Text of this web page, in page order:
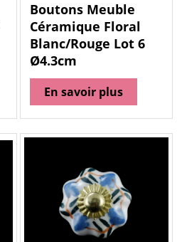
Boutons Meuble
Céramique Floral
Blanc/Rouge Lot 6
Ø4.3cm
En savoir plus